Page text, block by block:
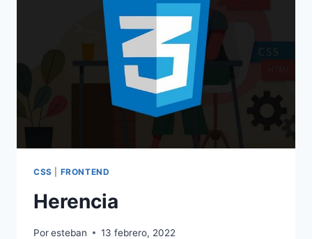
CSS FRONTEND
Herencia
Poresteban 13 febrero, 2022